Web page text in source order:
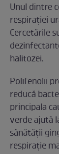
Unul dintre
respirației
Cercetările
halitozei.
Polifenolii
reducă
principala
verde ajută
sănătății
respirație